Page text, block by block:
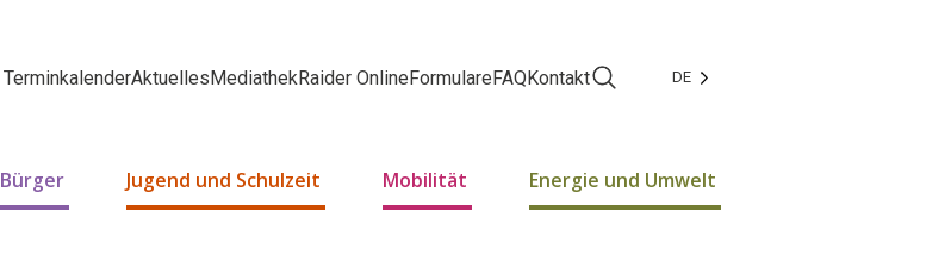
TerminkalenderAktuellesMediathekRaider OnlineFormulareFAQKontakt Facebook
Instagram
DE
Bürger Jugend und Schulzeit Mobilität Energie und Umwelt